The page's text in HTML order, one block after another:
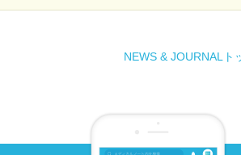
NEWS & JOURNALト